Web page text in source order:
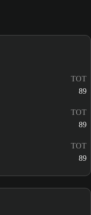
TOT
89
TOT
89
TOT
89